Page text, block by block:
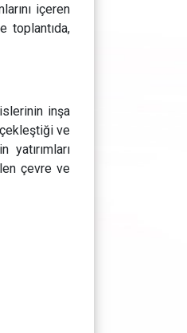
içeren
toplantıda,
inşa
ve
çevre ve